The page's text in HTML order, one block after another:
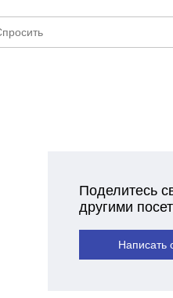
Поделитесь
другими
Написать